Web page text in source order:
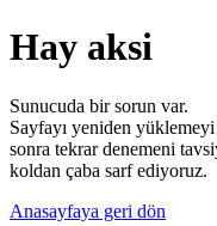
Hay aksi
Sunucuda bir sorun var.
Sayfayı yeniden
sonra tekrar denemeni
koldan çaba sarf ediyoruz.
Anasayfaya geri dön